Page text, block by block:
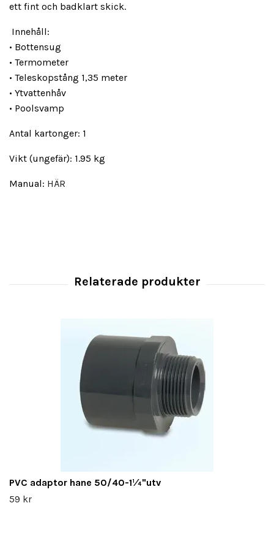
ett fint och badklart skick.
Innehåll:
• Bottensug
• Termometer
• Teleskopstång 1,35 meter
• Ytvattenhåv
• Poolsvamp
Antal kartonger: 1
Vikt (ungefär): 1.95 kg
Manual: HÄR
PVC adaptor hane 50/40-1¼"utv
59 kr